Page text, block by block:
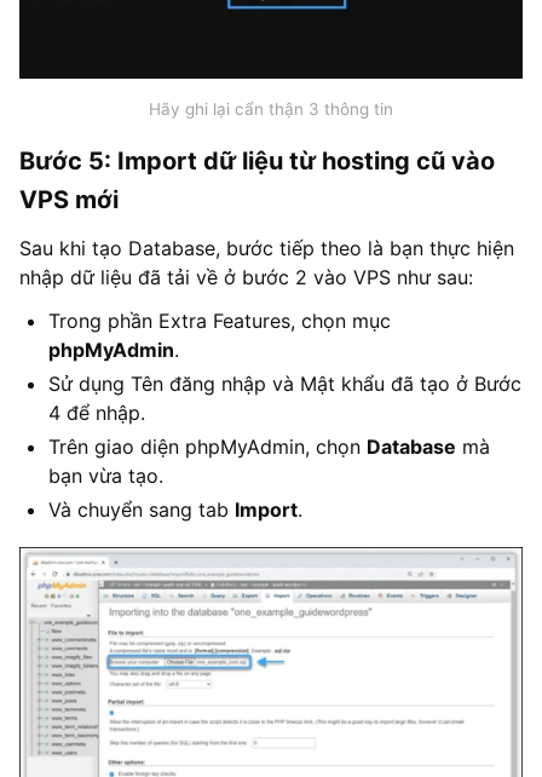
Hãy ghi lại cẩn thận 3 thông tin
Bước 5: Import dữ liệu từ hosting cũ vào
VPS mới
Sau khi tạo Database, bước tiếp theo là bạn thực hiện
nhập dữ liệu đã tải về ở bước 2 vào VPS như sau:
Trong phần Extra Features, chọn mục
phpMyAdmin.
Sử dụng Tên đăng nhập và Mật khẩu đã tạo ở Bước
4 để nhập.
Trên giao diện phpMyAdmin, chọn Database mà
bạn vừa tạo.
Và chuyển sang tab Import.